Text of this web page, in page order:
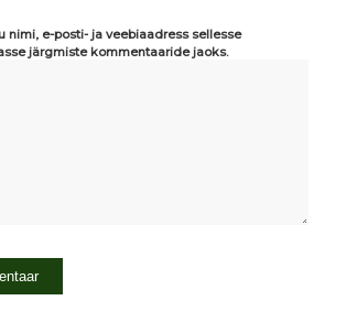
nimi, e-posti- ja veebiaadress sellesse
järgmiste kommentaaride jaoks.